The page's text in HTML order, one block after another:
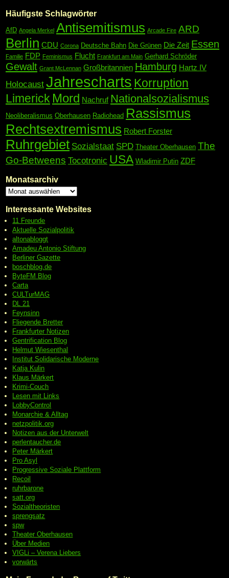
Häufigste Schlagwörter
AfD Angela Merkel Antisemitismus Arcade Fire ARD
Berlin CDU Corona Deutsche Bahn Die Grünen Die Zeit Essen
Familie FDP Feminismus Flucht Frankfurt am Main Gerhard Schröder
Gewalt Grant McLennan Großbritannien Hamburg Hartz IV
Holocaust Jahrescharts Korruption
Limerick Mord Nachruf Nationalsozialismus
Neoliberalismus Oberhausen Radiohead Rassismus
Rechtsextremismus Robert Forster
Ruhrgebiet Sozialstaat SPD Theater Oberhausen The
Go-Betweens Tocotronic USA Wladimir Putin ZDF
Monatsarchiv
Interessante Websites
11 Freunde
Aktuelle Sozialpolitik
altonabloggt
Amadeu Antonio Stiftung
Berliner Gazette
boschblog.de
ByteFM Blog
Carta
CULTurMAG
DL 21
Feynsinn
Fliegende Bretter
Frankfurter Notizen
Gentrification Blog
Helmut Wiesenthal
Institut Solidarische Moderne
Katja Kulin
Klaus Märkert
Krimi-Couch
Lesen mit Links
LobbyControl
Monarchie & Alltag
netzpolitik.org
Notizen aus der Unterwelt
perlentaucher.de
Peter Märkert
Pro Asyl
ProgressiveSoziale Plattform
Recoil
ruhrbarone
satt.org
Sozialtheoristen
sprengsatz
spw
Theater Oberhausen
Über Medien
VIGLi – Verena Liebers
vorwärts